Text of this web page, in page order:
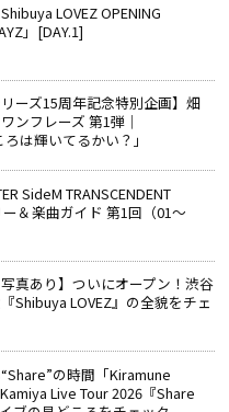
LOVEZ OPENING
」[DAY.1]
リーズ15周年記念特別企画】畑
ンフレーズ 第1弾｜
は輝いてるかい？」
SideM TRANSCENDENT
＆楽曲ガイド 第1回（01～
写真あり】ついにオープン！渋谷
Shibuya LOVEZ』の全貌をチェ
の時間――「Kiramune
Live Tour 2026『Share